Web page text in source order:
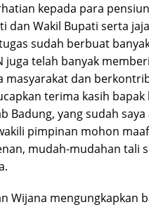
kepada para
dan Wakil Bupati serta
sudah berbuat
juga telah banyak
masyarakat dan
terima kasih
Badung, yang sudah saya
pimpinan mohon
mudah-mudahan tali
Wijana mengungkapkan